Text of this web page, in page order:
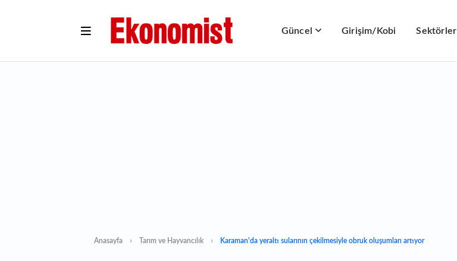
Güncel Girişim/Kobi Sektörler
Anasayfa Tarım ve Hayvancılık Karaman'da yeraltı sularının çekilmesiyle obruk oluşumları artıyor